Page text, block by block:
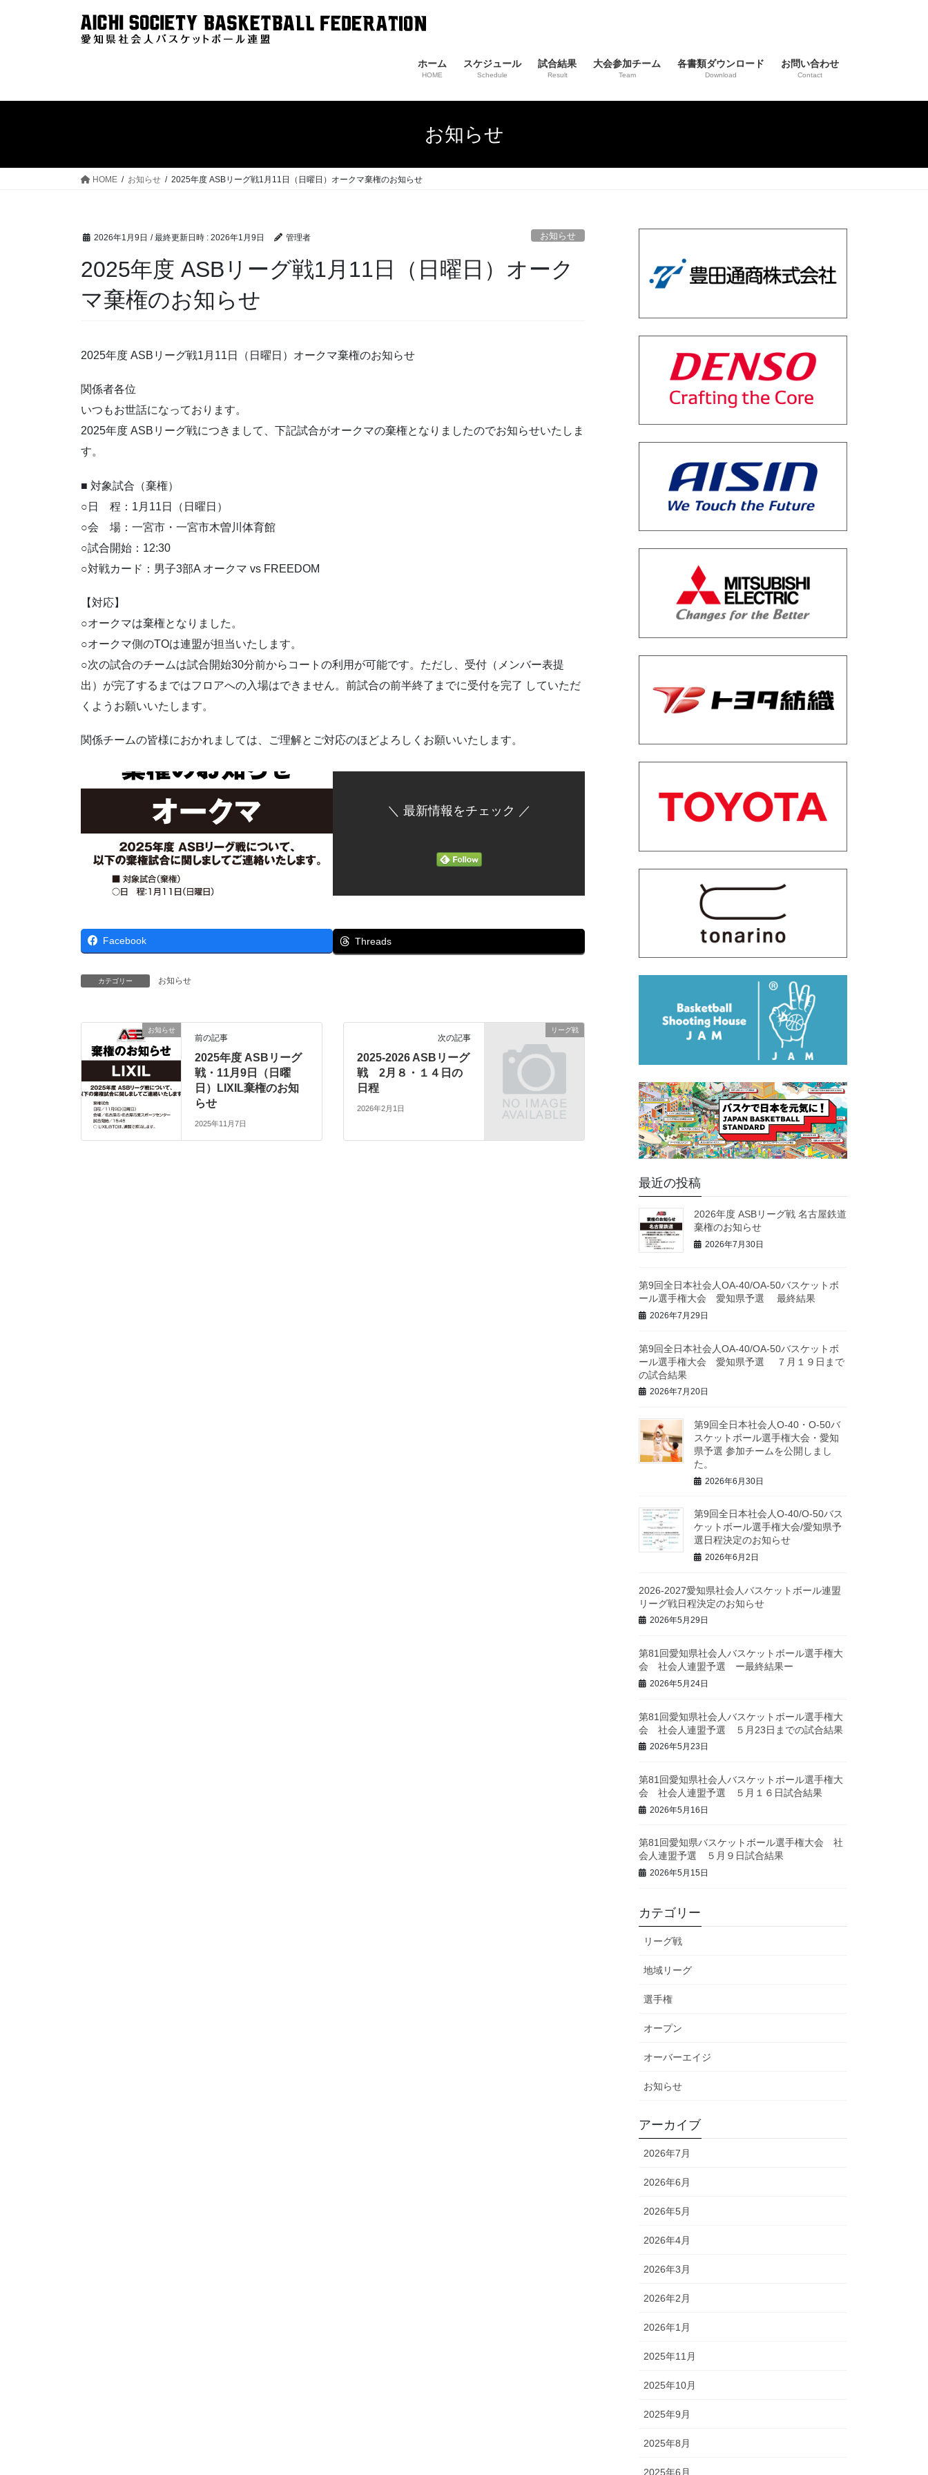
ホーム
HOME
スケジュール
Schedule
試合結果
Result
大会参加チーム
Team
各書類ダウンロード
Download
お問い合わせ
Contact
お知らせ
HOME お知らせ 2025年度 ASBリーグ戦1月11日（日曜日）オークマ棄権のお知らせ
2026年1月9日 / 最終更新日時 : 2026年1月9日 管理者 お知らせ
2025年度 ASBリーグ戦1月11日（日曜日）オーク
マ棄権のお知らせ
2025年度 ASBリーグ戦1月11日（日曜日）オークマ棄権のお知らせ
関係者各位
いつもお世話になっております。
2025年度 ASBリーグ戦につきまして、下記試合がオークマの棄権となりましたのでお知らせいたしま
す。
■ 対象試合（棄権）
○日 程：1月11日（日曜日）
○会 場：一宮市・一宮市木曽川体育館
○試合開始：12:30
○対戦カード：男子3部A オークマ vs FREEDOM
【対応】
○オークマは棄権となりました。
○オークマ側のTOは連盟が担当いたします。
○次の試合のチームは試合開始30分前からコートの利用が可能です。ただし、受付（メンバー表提
出）が完了するまではフロアへの入場はできません。前試合の前半終了までに受付を完了 していただ
くようお願いいたします。
関係チームの皆様におかれましては、ご理解とご対応のほどよろしくお願いいたします。
＼ 最新情報をチェック ／
Facebook Threads
カテゴリー お知らせ
お知らせ
前の記事
2025年度 ASBリーグ
戦・11月9日（日曜
日）LIXIL棄権のお知
らせ
2025年11月7日
リーグ戦
次の記事
2025-2026 ASBリーグ
戦 2月８・１４日の
日程
2026年2月1日
最近の投稿
2026年度 ASBリーグ戦 名古屋鉄道
棄権のお知らせ
2026年7月30日
第9回全日本社会人OA-40/OA-50バスケットボ
ール選手権大会 愛知県予選 最終結果
2026年7月29日
第9回全日本社会人OA-40/OA-50バスケットボ
ール選手権大会 愛知県予選 ７月１９日まで
の試合結果
2026年7月20日
第9回全日本社会人O-40・O-50バ
スケットボール選手権大会・愛知
県予選 参加チームを公開しまし
た。
2026年6月30日
第9回全日本社会人O-40/O-50バス
ケットボール選手権大会/愛知県予
選日程決定のお知らせ
2026年6月2日
2026-2027愛知県社会人バスケットボール連盟
リーグ戦日程決定のお知らせ
2026年5月29日
第81回愛知県社会人バスケットボール選手権大
会 社会人連盟予選 ー最終結果ー
2026年5月24日
第81回愛知県社会人バスケットボール選手権大
会 社会人連盟予選 ５月23日までの試合結果
2026年5月23日
第81回愛知県社会人バスケットボール選手権大
会 社会人連盟予選 ５月１６日試合結果
2026年5月16日
第81回愛知県バスケットボール選手権大会 社
会人連盟予選 ５月９日試合結果
2026年5月15日
カテゴリー
リーグ戦
地域リーグ
選手権
オープン
オーバーエイジ
お知らせ
アーカイブ
2026年7月
2026年6月
2026年5月
2026年4月
2026年3月
2026年2月
2026年1月
2025年11月
2025年10月
2025年9月
2025年8月
2025年6月